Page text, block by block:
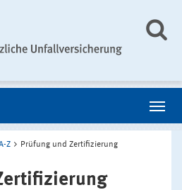
Z Prüfung und Zertifizierung